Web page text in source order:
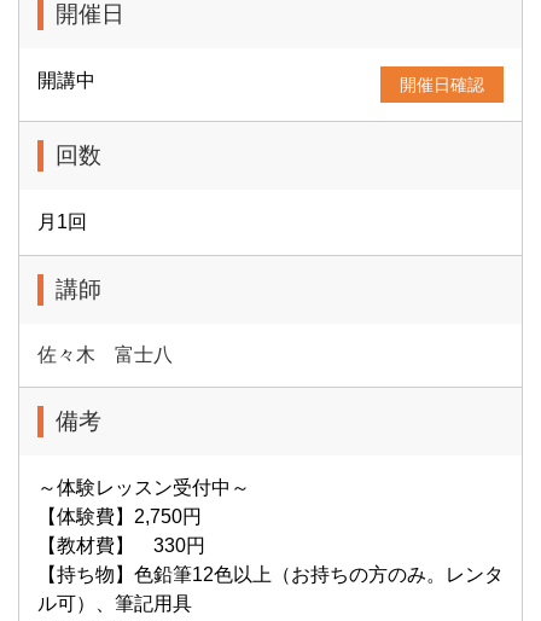
開催日
開講中 開催日確認
回数
月1回
講師
佐々木 富士八
備考
～体験レッスン受付中～
【体験費】2,750円
【教材費】 330円
【持ち物】色鉛筆12色以上（お持ちの方のみ。レンタ
ル可）、筆記用具